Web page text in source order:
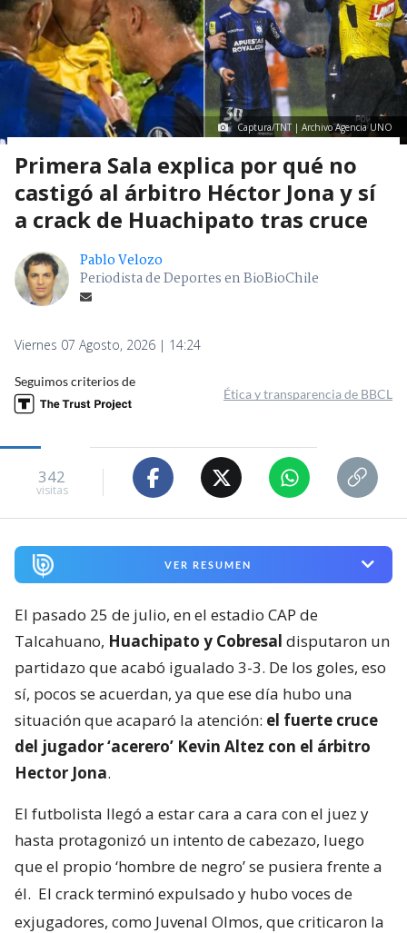
Captura/TNT | Archivo Agencia UNO
Primera Sala explica por qué no
castigó al árbitro Héctor Jona y sí
a crack de Huachipato tras cruce
Pablo Velozo
Periodista de Deportes en BioBioChile
Viernes 07 Agosto, 2026 | 14:24
Seguimos criterios de
Ética y transparencia de BBCL
342
visitas
VER RESUMEN
El pasado 25 de julio, en el estadio CAP de
Talcahuano, Huachipato y Cobresal disputaron un
partidazo que acabó igualado 3-3. De los goles, eso
sí, pocos se acuerdan, ya que ese día hubo una
situación que acaparó la atención: el fuerte cruce
del jugador ‘acerero’ Kevin Altez con el árbitro
Hector Jona.
El futbolista llegó a estar cara a cara con el juez y
hasta protagonizó un intento de cabezazo, luego
que el propio ‘hombre de negro’ se pusiera frente a
él. El crack terminó expulsado y hubo voces de
exjugadores, como Juvenal Olmos, que criticaron la